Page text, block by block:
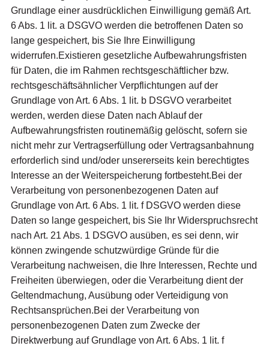
Grundlage einer ausdrücklichen Einwilligung gemäß Art.
6 Abs. 1 lit. a DSGVO werden die betroffenen Daten so
lange gespeichert, bis Sie Ihre Einwilligung
widerrufen.Existieren gesetzliche Aufbewahrungsfristen
für Daten, die im Rahmen rechtsgeschäftlicher bzw.
rechtsgeschäftsähnlicher Verpflichtungen auf der
Grundlage von Art. 6 Abs. 1 lit. b DSGVO verarbeitet
werden, werden diese Daten nach Ablauf der
Aufbewahrungsfristen routinemäßig gelöscht, sofern sie
nicht mehr zur Vertragserfüllung oder Vertragsanbahnung
erforderlich sind und/oder unsererseits kein berechtigtes
Interesse an der Weiterspeicherung fortbesteht.Bei der
Verarbeitung von personenbezogenen Daten auf
Grundlage von Art. 6 Abs. 1 lit. f DSGVO werden diese
Daten so lange gespeichert, bis Sie Ihr Widerspruchsrecht
nach Art. 21 Abs. 1 DSGVO ausüben, es sei denn, wir
können zwingende schutzwürdige Gründe für die
Verarbeitung nachweisen, die Ihre Interessen, Rechte und
Freiheiten überwiegen, oder die Verarbeitung dient der
Geltendmachung, Ausübung oder Verteidigung von
Rechtsansprüchen.Bei der Verarbeitung von
personenbezogenen Daten zum Zwecke der
Direktwerbung auf Grundlage von Art. 6 Abs. 1 lit. f